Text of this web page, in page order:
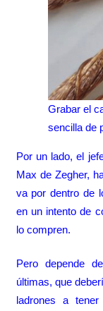
Grabar el
sencilla de
Por un lado, el
Max de Zegher,
va por dentro de
en un intento de
lo compren.
Pero depende
últimas, que
ladrones a